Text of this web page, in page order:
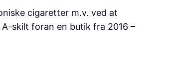
cigaretter m.v. ved at
skilt foran en butik fra 2016 –